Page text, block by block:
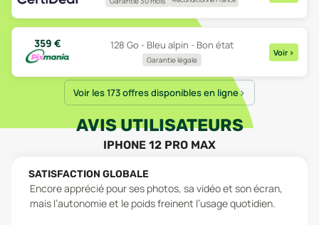
359 € 128 Go - Bleu alpin - Bon état
Garantie légale
Voir >
Voir les 173 offres disponibles en ligne
AVIS UTILISATEURS
IPHONE 12 PRO MAX
SATISFACTION GLOBALE
Encore apprécié pour ses photos, sa vidéo et son écran,
mais l’autonomie et le poids freinent l’usage quotidien.